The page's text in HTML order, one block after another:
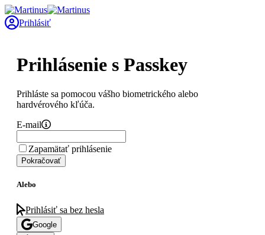
Prihlásiť
Prihlásenie s Passkey
Prihláste sa pomocou vášho biometrického alebo
hardvérového kľúča.
E-mail
Zapamätať prihlásenie
Pokračovať
Alebo
Prihlásiť sa bez hesla
Google